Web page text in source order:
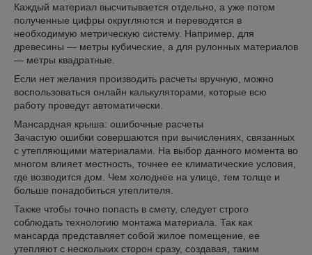
Каждый материал высчитывается отдельно, а уже потом
полученные цифры округляются и переводятся в
необходимую метрическую систему. Например, для
древесины — метры кубические, а для рулонных материалов
— метры квадратные.
Если нет желания производить расчеты вручную, можно
воспользоваться онлайн калькуляторами, которые всю
работу проведут автоматически.
Мансардная крыша: ошибочные расчеты
Зачастую ошибки совершаются при вычислениях, связанных
с утепляющими материалами. На выбор данного момента во
многом влияет местность, точнее ее климатические условия,
где возводится дом. Чем холоднее на улице, тем толще и
больше понадобиться утеплителя.
Также чтобы точно попасть в смету, следует строго
соблюдать технологию монтажа материала. Так как
мансарда представляет собой жилое помещение, ее
утепляют с нескольких сторон сразу, создавая, таким